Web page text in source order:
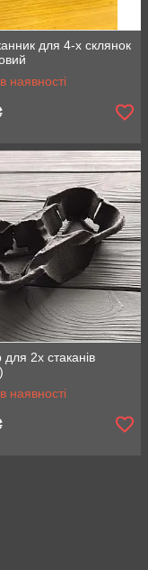
для 4-х склянок
наявності
2х стаканів
наявності